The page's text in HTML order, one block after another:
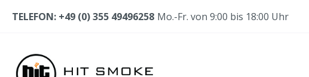
TELEFON: +49 (0) 355 49496258 Mo.-Fr. von 9:00 bis 18:00 Uhr